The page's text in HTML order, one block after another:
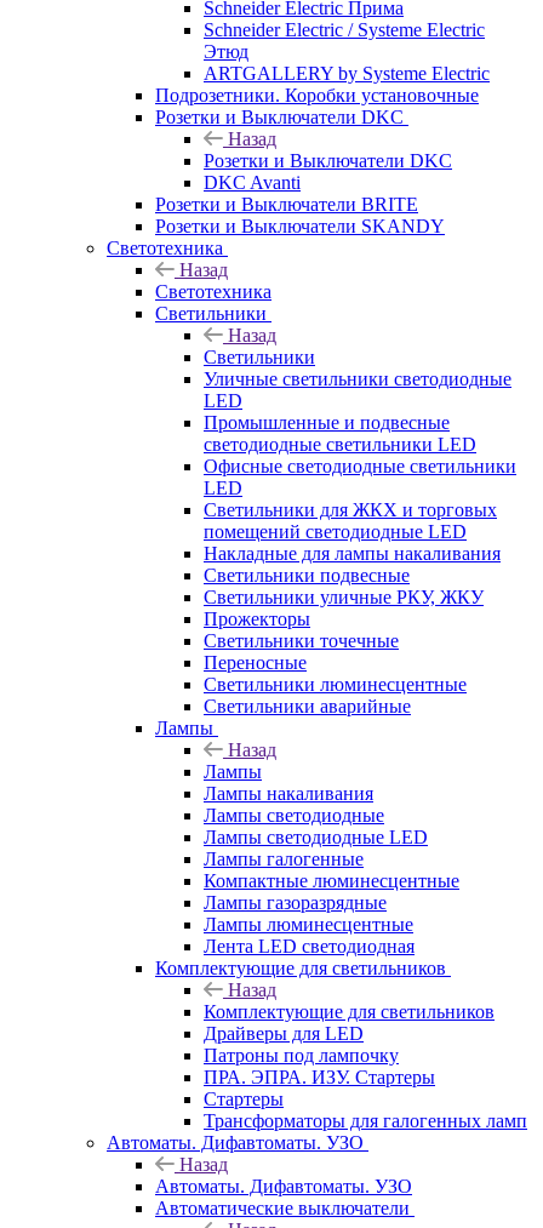
Schneider Electric Прима
Schneider Electric / Systeme Electric
Этюд
ARTGALLERY by Systeme Electric
Подрозетники. Коробки установочные
Розетки и Выключатели DKC
Назад
Розетки и Выключатели DKC
DKC Avanti
Розетки и Выключатели BRITE
Розетки и Выключатели SKANDY
Светотехника
Назад
Светотехника
Светильники
Назад
Светильники
Уличные светильники светодиодные
LED
Промышленные и подвесные
светодиодные светильники LED
Офисные светодиодные светильники
LED
Светильники для ЖКХ и торговых
помещений светодиодные LED
Накладные для лампы накаливания
Светильники подвесные
Светильники уличные РКУ, ЖКУ
Прожекторы
Cветильники точечные
Переносные
Светильники люминесцентные
Светильники аварийные
Лампы
Назад
Лампы
Лампы накаливания
Лампы светодиодные
Лампы светодиодные LED
Лампы галогенные
Компактные люминесцентные
Лампы газоразрядные
Лампы люминесцентные
Лента LED светодиодная
Комплектующие для светильников
Назад
Комплектующие для светильников
Драйверы для LED
Патроны под лампочку
ПРА. ЭПРА. ИЗУ. Стартеры
Стартеры
Трансформаторы для галогенных ламп
Автоматы. Дифавтоматы. УЗО
Назад
Автоматы. Дифавтоматы. УЗО
Автоматические выключатели